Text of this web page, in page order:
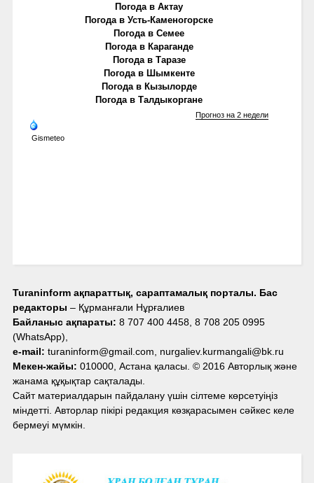
Погода в Актау
Погода в Усть-Каменогорске
Погода в Семее
Погода в Караганде
Погода в Таразе
Погода в Шымкенте
Погода в Кызылорде
Погода в Талдыкоргане
Gismeteo
Прогноз на 2 недели
Turaninform ақпараттық, сараптамалық порталы. Бас
редакторы – Құрманғали Нұрғалиев
Байланыс ақпараты: 8 707 400 4458, 8 708 205 0995
(WhatsApp),
e-mail: turaninform@gmail.com, nurgaliev.kurmangali@bk.ru
Мекен-жайы: 010000, Астана қаласы. © 2016 Авторлық және
жанама құқықтар сақталады.
Сайт материалдарын пайдалану үшін сілтеме көрсетуіңіз
міндетті. Авторлар пікірі редакция көзқарасымен сәйкес келе
бермеуі мүмкін.